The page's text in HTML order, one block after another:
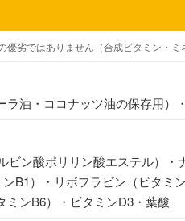
優劣ではありません（合成ビタミン・
ラ油・ココナッツ油の保存用）
ビン酸ポリリン酸エステル）
B1）・リボフラビン（ビタミ
ミンB6）・ビタミンD3・葉酸